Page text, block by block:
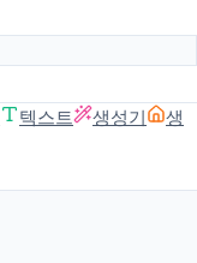
텍스트 생성기
생